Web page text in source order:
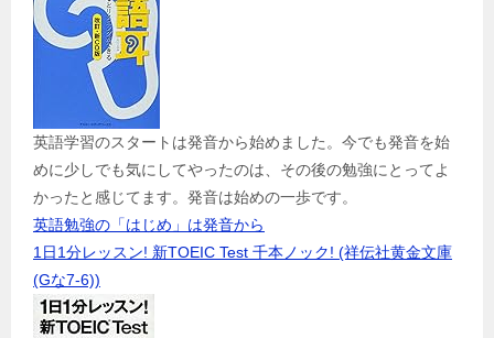
英語学習のスタートは発音から始めました。今でも発音を始
めに少しでも気にしてやったのは、その後の勉強にとってよ
かったと感じてます。発音は始めの一歩です。
英語勉強の「はじめ」は発音から
1日1分レッスン! 新TOEIC Test 千本ノック! (祥伝社黄金文庫
(Gな7-6))